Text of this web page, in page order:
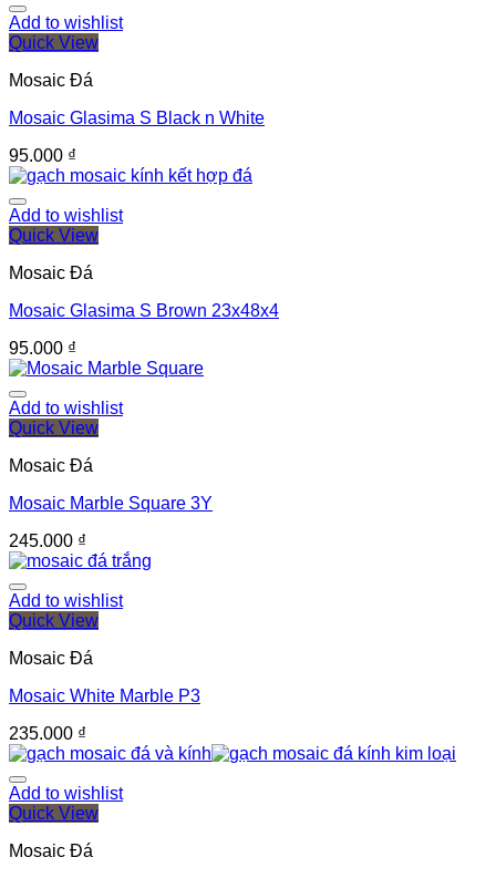
Add to wishlist
Quick View
Mosaic Đá
Mosaic Glasima S Black n White
95.000 ₫
Add to wishlist
Quick View
Mosaic Đá
Mosaic Glasima S Brown 23x48x4
95.000 ₫
Add to wishlist
Quick View
Mosaic Đá
Mosaic Marble Square 3Y
245.000 ₫
Add to wishlist
Quick View
Mosaic Đá
Mosaic White Marble P3
235.000 ₫
Add to wishlist
Quick View
Mosaic Đá